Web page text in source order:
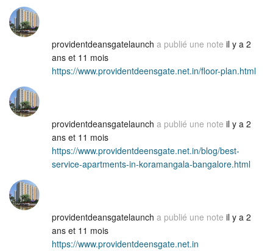
providentdeansgatelaunch a publié une note il y a 2
ans et 11 mois
https://www.providentdeensgate.net.in/floor-plan.html
providentdeansgatelaunch a publié une note il y a 2
ans et 11 mois
https://www.providentdeensgate.net.in/blog/best-
service-apartments-in-koramangala-bangalore.html
providentdeansgatelaunch a publié une note il y a 2
ans et 11 mois
https://www.providentdeensgate.net.in